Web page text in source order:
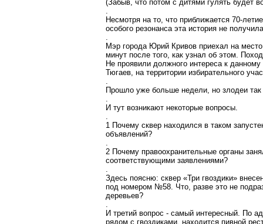
(Забыв, что потом с дитями гулять будет
.
Несмотря на то, что приближается 70-
особого резонанса эта история не
.
Мэр города Юрий Кривов приехал на
минут после того, как узнал об этом.
Не проявили должного интереса к
Тюгаев, на территории избирательного
.
Прошло уже больше недели, но злодеи
.
И тут возникают некоторые вопросы.
.
1 Почему сквер находился в таком
объявлений?
.
2 Почему правоохранительные органы
соответствующими заявлениями?
.
Здесь поясню: сквер «Три гвоздики»
под номером №58. Что, разве это не
деревьев?
.
И третий вопрос - самый интересный. По
рядом с гвоздиками, находится пивной